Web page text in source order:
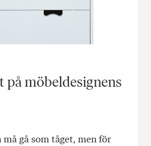
på möbeldesignens
gå som tåget, men för